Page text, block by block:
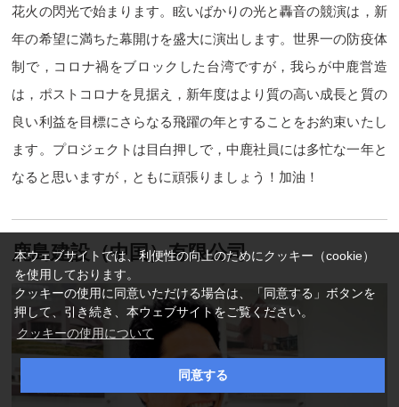
本ウェブサイトでは、利便性の向上のためにクッキー（cookie）
を使用しております。
クッキーの使用に同意いただける場合は、「同意する」ボタンを
押して、引き続き、本ウェブサイトをご覧ください。
クッキーの使用について
同意する
花火の閃光で始まります。眩いばかりの光と轟音の競演は，新
年の希望に満ちた幕開けを盛大に演出します。世界一の防疫体
制で，コロナ禍をブロックした台湾ですが，我らが中鹿営造
は，ポストコロナを見据え，新年度はより質の高い成長と質の
良い利益を目標にさらなる飛躍の年とすることをお約束いたし
ます。プロジェクトは目白押しで，中鹿社員には多忙な一年と
なると思いますが，ともに頑張りましょう！加油！
鹿島建設（中国）有限公司